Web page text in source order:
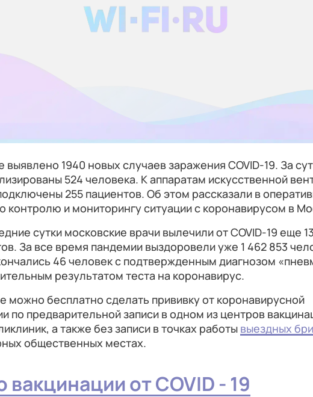
выявлено 1940 новых случаев заражения COVID-19. За
524 человека. К аппаратам искусственной
255 пациентов. Об этом рассказали в
контролю и мониторингу ситуации с коронавирусом в
сутки московские врачи вылечили от COVID-19 еще
За все время пандемии выздоровели уже 1 462 853
46 человек с подтвержденным диагнозом
результатом теста на коронавирус.
можно бесплатно сделать прививку от коронавирусной
по предварительной записи в одном из центров
а также без записи в точках работы выездных
общественных местах.
вакцинации отCOVID - 19